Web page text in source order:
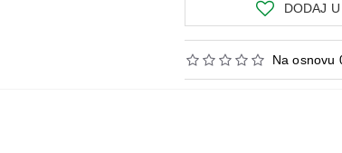
Na osnovu
DODAJ